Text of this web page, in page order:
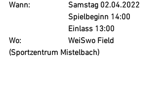
Wann:
Samstag 02.04.2022
Spielbeginn 14:00
Einlass 13:00
Wo:
WeiSwo Field
(Sportzentrum Mistelbach)